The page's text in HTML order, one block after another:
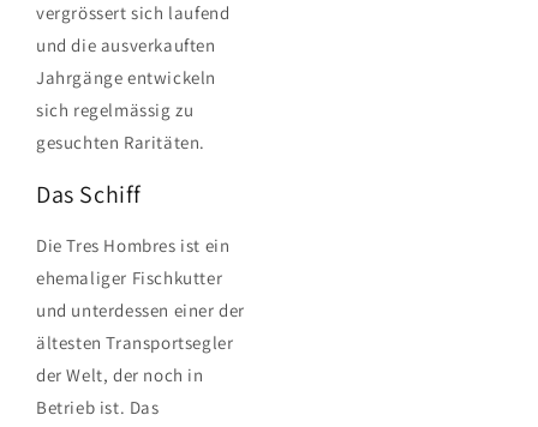
vergrössert sich laufend
und die ausverkauften
Jahrgänge entwickeln
sich regelmässig zu
gesuchten Raritäten.
Das Schiff
Die Tres Hombres ist ein
ehemaliger Fischkutter
und unterdessen einer der
ältesten Transportsegler
der Welt, der noch in
Betrieb ist. Das